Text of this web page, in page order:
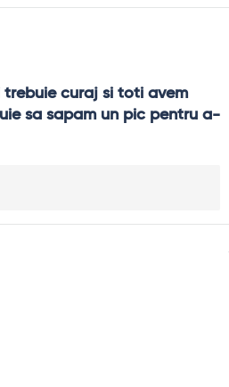
trebuie curaj si toti avem
sa sapam un pic pentru a-